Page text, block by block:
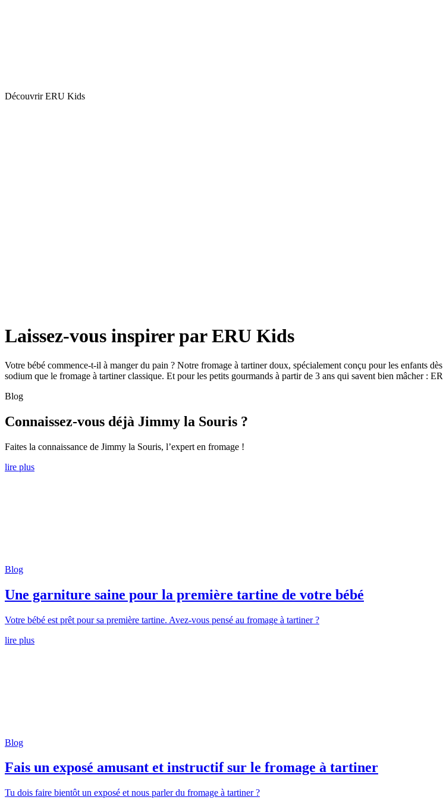
Découvrir ERU Kids
Laissez-vous inspirer par ERU Kids
Votre bébé commence-t-il à manger du pain ? Notre fromage à tartiner doux, spécialement conçu pour les enfants
sodium que le fromage à tartiner classique. Et pour les petits gourmands à partir de 3 ans qui savent bien mâcher :
Blog
Connaissez-vous déjà Jimmy la Souris ?
Faites la connaissance de Jimmy la Souris, l’expert en fromage !
lire plus
Blog
Une garniture saine pour la première tartine de votre bébé
Votre bébé est prêt pour sa première tartine. Avez-vous pensé au fromage à tartiner ?
lire plus
Blog
Fais un exposé amusant et instructif sur le fromage à tartiner
Tu dois faire bientôt un exposé et nous parler du fromage à tartiner ?